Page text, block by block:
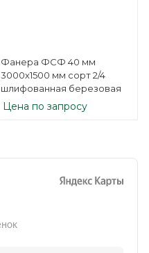
Фанера ФСФ 40 мм
3000х1500 мм сорт 2/4
шлифованная березовая
Цена по запросу